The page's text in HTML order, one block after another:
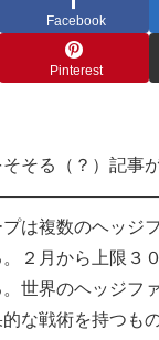
Facebook
Pinterest
そる（？）記事
は複数のヘッジ
２月から上限３
世界のヘッジフ
な戦術を持つも